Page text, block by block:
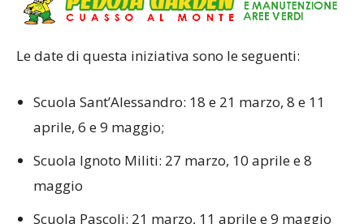
Le date di questa iniziativa sono le seguenti:
Scuola Sant’Alessandro: 18 e 21 marzo, 8 e 11
aprile, 6 e 9 maggio;
Scuola Ignoto Militi: 27 marzo, 10 aprile e 8
maggio
Scuola Pascoli: 21 marzo, 11 aprile e 9 maggio